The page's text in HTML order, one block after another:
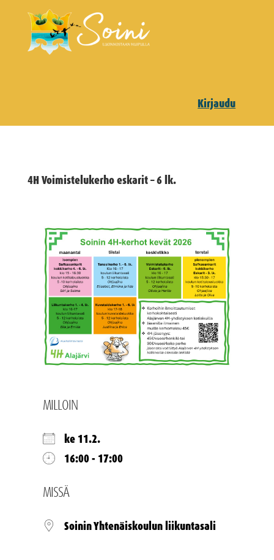
Kirjaudu
4H Voimistelukerho eskarit – 6 lk.
MILLOIN
ke 11.2.
16:00 - 17:00
MISSÄ
Soinin Yhtenäiskoulun liikuntasali